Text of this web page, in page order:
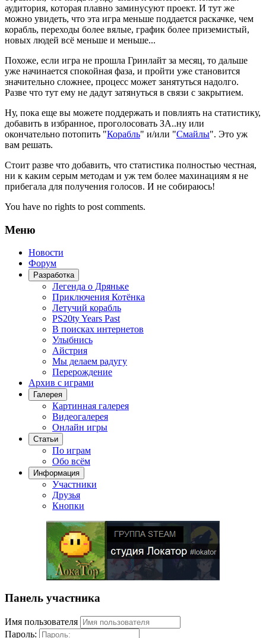
аудитория, которая плавно заминусуют проект. И тут же
можно увидеть, что эта игра меньше поддается раскачке, чем
корабль, переходы более вялые, график более приземистый,
новых людей всё меньше и меньше...
Похоже, если игра не прошла Гринлайт за месяц, то дальше
уже начинается спокойная фаза, и пройти уже становится
значительно сложнее, процесс может занятуться надолго.
Разве что тут ему не дадут затянуться в связи с закрытием.
Ну, пока еще вы можете поддержать и повлиять на статистику,
добавить в избранное, проголосовать ЗА..ну или
окончательно потопить "Корабль" и/или "Смайлы". Это уж
вам решать.
Стоит разве что добавить, что статистика полностью честная,
ни к каким серым методам и уж тем более махинациям я не
прибегала для получения голосов. И не собираюсь!
You have no rights to post comments.
Меню
Новости
Форум
Разработка
Легенда о Дряньке
Приключения Котёнка
Летучий корабль
PS20ty Years Past
В поисках интернетов
Улыбнись
Айстрия
Мы делаем радугу
Перерождение
Архив с играми
Галерея
Картинная галерея
Видеогалерея
Онлайн игры
Статьи
По играм
Обо всём
Информация
Участники
Друзья
Кнопки
Панель участника
Имя пользователя
Пароль: